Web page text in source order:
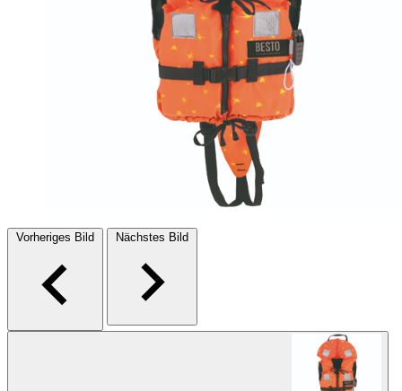
Vorheriges Bild Nächstes Bild